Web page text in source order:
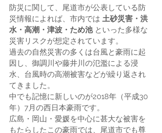
防災に関して、尾道市が公表している防
災情報によれば、市内では 土砂災害・洪
水・高潮・津波・ため池 といった多様な
災害リスクが想定されています。
過去の自然災害の多くは台風と豪雨に起
因し、御調川や藤井川の氾濫による浸
水、台風時の高潮被害などが繰り返され
てきました。
中でも記憶に新しいのが2018年（平成30
年）7月の西日本豪雨です。
広島・岡山・愛媛を中心に甚大な被害を
もたらしたこの豪雨では、尾道市でも尊